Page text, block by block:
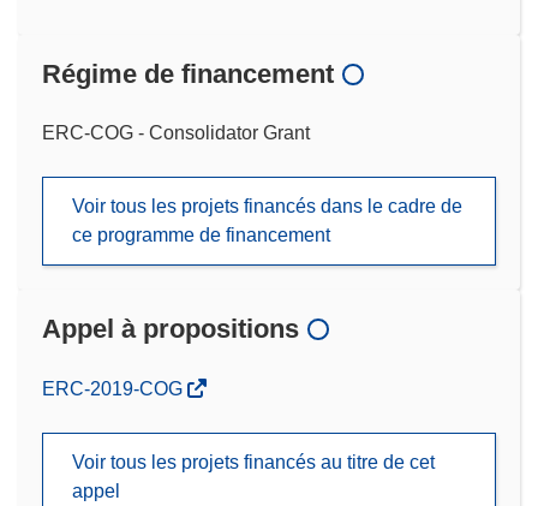
Régime de financement
ERC-COG - Consolidator Grant
Voir tous les projets financés dans le cadre de
ce programme de financement
Appel à propositions
(s’ouvre
nouvelle
ERC-2019-COG
Voir tous les projets financés au titre de cet
appel